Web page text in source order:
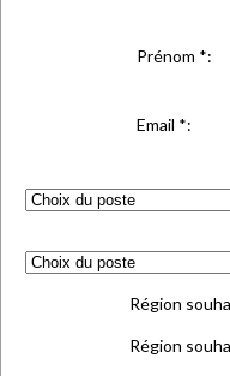
Prénom *:
Email *:
Région
Région